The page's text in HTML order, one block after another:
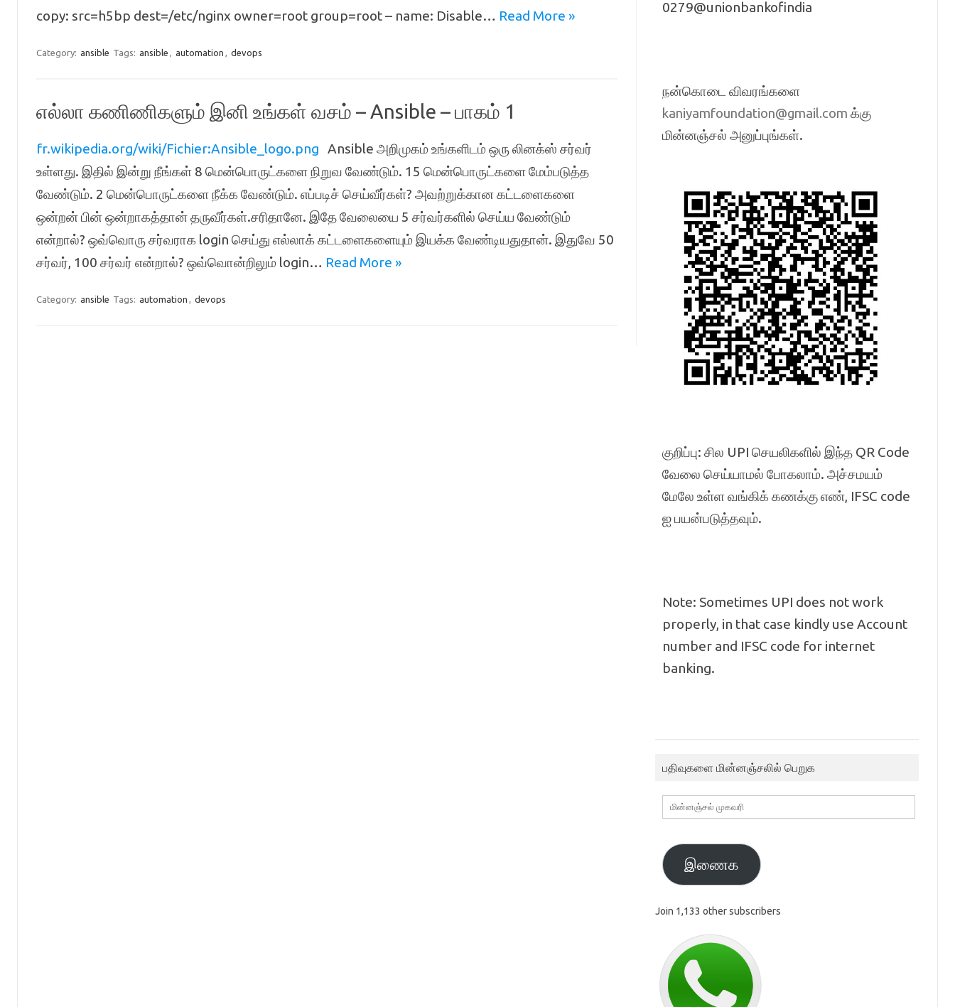
copy: src=h5bp dest=/etc/nginx owner=root group=root – name: Disable… Read More »
Category: ansible Tags: ansible , automation , devops
எல்லா கணிணிகளும் இனி உங்கள் வசம் – Ansible – பாகம் 1
fr.wikipedia.org/wiki/Fichier:Ansible_logo.png Ansible அறிமுகம் உங்களிடம் ஒரு லினக்ஸ் சர்வர்
உள்ளது. இதில் இன்று நீங்கள் 8 மென்பொருட்களை நிறுவ வேண்டும். 15 மென்பொருட்களை மேம்படுத்த
வேண்டும். 2 மென்பொருட்களை நீக்க வேண்டும். எப்படிச் செய்வீர்கள்? அவற்றுக்கான கட்டளைகளை
ஒன்றன் பின் ஒன்றாகத்தான் தருவீர்கள்.சரிதானே. இதே வேலையை 5 சர்வர்களில் செய்ய வேண்டும்
என்றால்? ஒவ்வொரு சர்வராக login செய்து எல்லாக் கட்டளைகளையும் இயக்க வேண்டியதுதான். இதுவே 50
சர்வர், 100 சர்வர் என்றால்? ஒவ்வொன்றிலும் login… Read More »
Category: ansible Tags: automation , devops
0279@unionbankofindia
நன்கொடை விவரங்களை
kaniyamfoundation@gmail.com க்கு
மின்னஞ்சல் அனுப்புங்கள்.
குறிப்பு: சில UPI செயலிகளில் இந்த QR Code
வேலை செய்யாமல் போகலாம். அச்சமயம்
மேலே உள்ள வங்கிக் கணக்கு எண், IFSC code
ஐ பயன்படுத்தவும்.
Note: Sometimes UPI does not work
properly, in that case kindly use Account
number and IFSC code for internet
banking.
பதிவுகளை மின்னஞ்சலில் பெறுக
மின்னஞ்சல்
முகவரி
இணைக
Join 1,133 other subscribers